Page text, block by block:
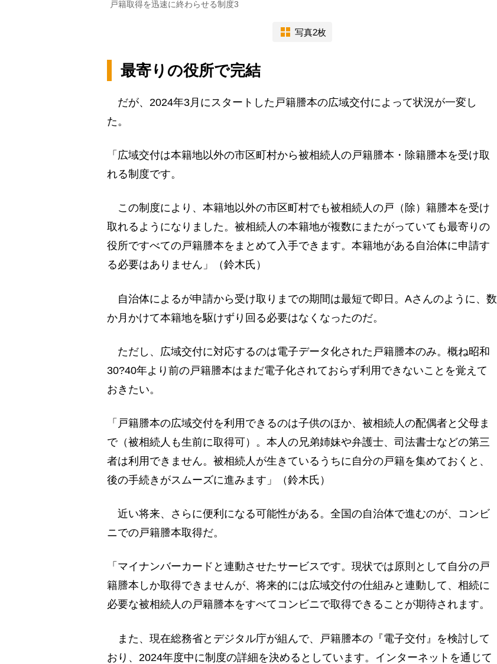
戸籍取得を迅速に終わらせる制度3
写真2枚
最寄りの役所で完結
だが、2024年3月にスタートした戸籍謄本の広域交付によって状況が一変し
た。
「広域交付は本籍地以外の市区町村から被相続人の戸籍謄本・除籍謄本を受け取
れる制度です。
この制度により、本籍地以外の市区町村でも被相続人の戸（除）籍謄本を受け
取れるようになりました。被相続人の本籍地が複数にまたがっていても最寄りの
役所ですべての戸籍謄本をまとめて入手できます。本籍地がある自治体に申請す
る必要はありません」（鈴木氏）
自治体によるが申請から受け取りまでの期間は最短で即日。Aさんのように、数
か月かけて本籍地を駆けずり回る必要はなくなったのだ。
ただし、広域交付に対応するのは電子データ化された戸籍謄本のみ。概ね昭和
30?40年より前の戸籍謄本はまだ電子化されておらず利用できないことを覚えて
おきたい。
「戸籍謄本の広域交付を利用できるのは子供のほか、被相続人の配偶者と父母ま
で（被相続人も生前に取得可）。本人の兄弟姉妹や弁護士、司法書士などの第三
者は利用できません。被相続人が生きているうちに自分の戸籍を集めておくと、
後の手続きがスムーズに進みます」（鈴木氏）
近い将来、さらに便利になる可能性がある。全国の自治体で進むのが、コンビ
ニでの戸籍謄本取得だ。
「マイナンバーカードと連動させたサービスです。現状では原則として自分の戸
籍謄本しか取得できませんが、将来的には広域交付の仕組みと連動して、相続に
必要な被相続人の戸籍謄本をすべてコンビニで取得できることが期待されます。
また、現在総務省とデジタル庁が組んで、戸籍謄本の『電子交付』を検討して
おり、2024年度中に制度の詳細を決めるとしています。インターネットを通じて